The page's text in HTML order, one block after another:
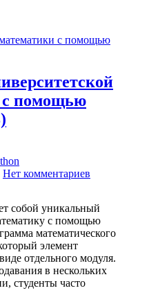
с помощью
Нет комментариев
собой уникальный
с помощью
математического
элемент
отдельного модуля.
в нескольких
студенты часто